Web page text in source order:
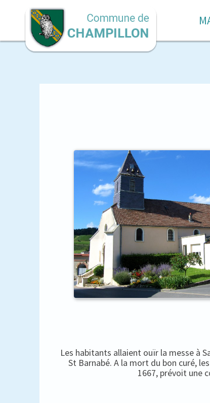
Les habitants allaient ouïr la messe à
St Barnabé. A la mort du bon curé,
1667, prévoit une